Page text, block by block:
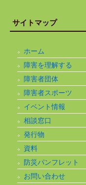
サイトマップ
ホーム
障害を理解する
障害者団体
障害者スポーツ
イベント情報
相談窓口
発行物
資料
防災パンフレット
お問い合わせ